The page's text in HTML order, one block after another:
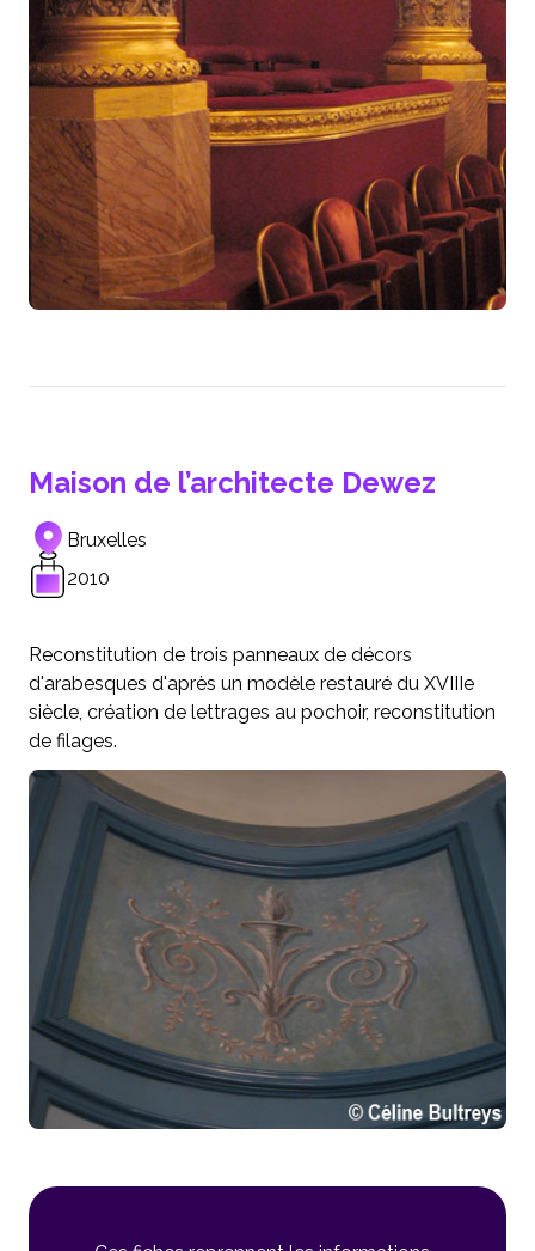
Maison de l’architecte Dewez
Bruxelles
2010
Reconstitution de trois panneaux de décors
d'arabesques d'après un modèle restauré du XVIIIe
siècle, création de lettrages au pochoir, reconstitution
de filages.